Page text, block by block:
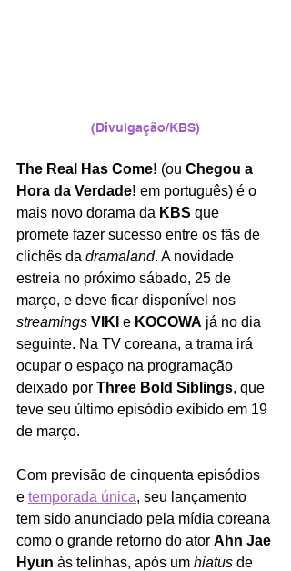
(Divulgação/KBS)
The Real Has Come! (ou Chegou a
Hora da Verdade! em português) é o
mais novo dorama da KBS que
promete fazer sucesso entre os fãs de
clichês da dramaland. A novidade
estreia no próximo sábado, 25 de
março, e deve ficar disponível nos
streamings VIKI e KOCOWA já no dia
seguinte. Na TV coreana, a trama irá
ocupar o espaço na programação
deixado por Three Bold Siblings, que
teve seu último episódio exibido em 19
de março.
Com previsão de cinquenta episódios
e temporada única, seu lançamento
tem sido anunciado pela mídia coreana
como o grande retorno do ator Ahn Jae
Hyun às telinhas, após um hiatus de